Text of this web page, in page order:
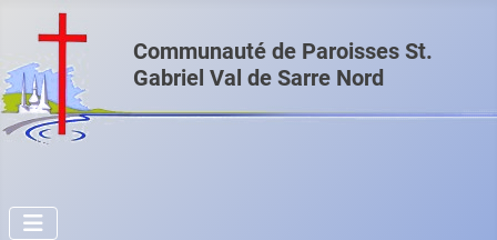
Communauté de Paroisses St.
Gabriel Val de Sarre Nord